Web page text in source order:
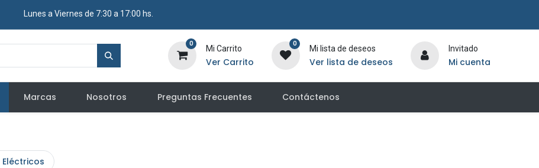
​ Lunes a Viernes de 7:30 a 17:00 hs.
0
Mi Carrito
Ver Carrito
0
Mi lista de deseos
Ver lista de deseos
Invitado
Mi cuenta
Marcas Nosotros Preguntas Frecuentes Contáctenos
Eléctricos